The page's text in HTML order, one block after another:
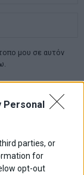
Personal
parties, or
for
opt-out
μου σε αυτόν
χονδρικής
(εκτ. +0,3%)